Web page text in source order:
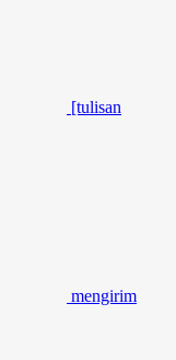
[tulisan
mengirim